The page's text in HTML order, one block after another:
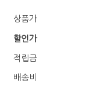
상품가
할인가
적립금
배송비